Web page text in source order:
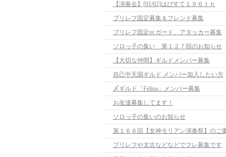
【演奏会】[01/02]はぴすて１９６ｔｈ
ブリレフ固定募集＆フレンド募集
ブリレフ固定pt ガード、アタッカー募集
ソロっ子の集い 第１２７回のお知らせ
【大切な仲間】ギルドメンバー募集
自己中天国ギルド メンバー加入したい方
〆ギルド「Felina」メンバー募集
お友達募集してます！
ソロっ子の集いのお知らせ
第１６６回【女神モリアン演奏祭】のご
ブリレフや太古などなどでフレ募集です